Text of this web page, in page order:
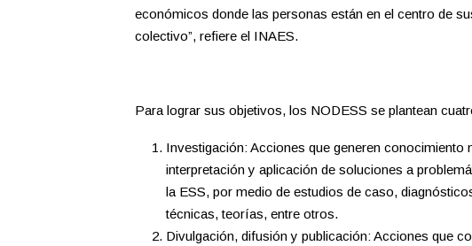
económicos donde las personas están en el centro de
colectivo”, refiere el INAES.
Para lograr sus objetivos, los NODESS se plantean
Investigación: Acciones que generen conocimiento
interpretación y aplicación de soluciones a
la ESS, por medio de estudios de caso,
técnicas, teorías, entre otros.
Divulgación, difusión y publicación: Acciones que